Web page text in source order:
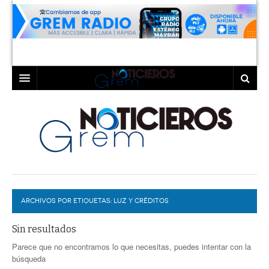
LAGUNA
TORREÓN
GÓMEZ PALACIO
LERDO
COAHUILA
DURANGO
DEPORTES
PROGRAMAS
EXA
COLABORADORES
ARCHIVOS POR ETIQUETAS: LUZ Y CRÉDITOS
Sin resultados
Parece que no encontramos lo que necesitas, puedes intentar con la
búsqueda